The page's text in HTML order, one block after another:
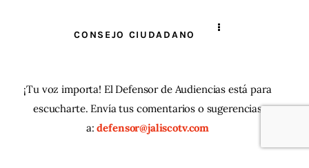
CONSEJO CIUDADANO
¡Tu voz importa! El Defensor de Audiencias está para
escucharte. Envía tus comentarios o sugerencias
a:defensor@jaliscotv.com